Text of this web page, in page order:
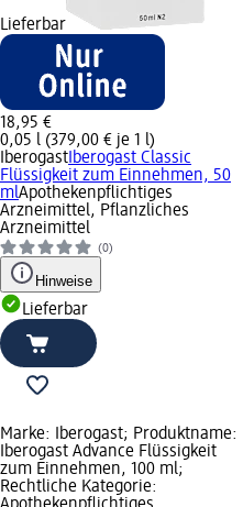
Lieferbar
18,95 €
0,05 l (379,00 € je 1 l)
Iberogast Iberogast Classic
Flüssigkeit zum Einnehmen, 50
mlApothekenpflichtiges
Arzneimittel, Pflanzliches
Arzneimittel
(0)
Hinweise
Lieferbar
Marke: Iberogast; Produktname:
Iberogast Advance Flüssigkeit
zum Einnehmen, 100 ml;
Rechtliche Kategorie: